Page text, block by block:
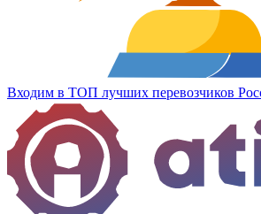
Входим в ТОП лучших перевозчиков